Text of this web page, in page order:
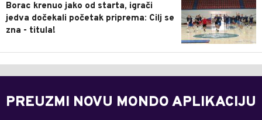
Borac krenuo jako od starta, igrači
jedva dočekali početak priprema: Cilj se
zna - titula!
PREUZMI NOVU MONDO APLIKACIJU